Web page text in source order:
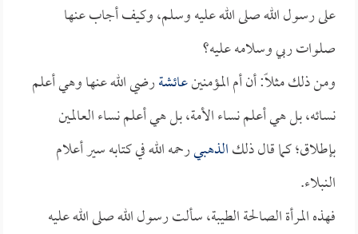
على رسول الله صلى الله عليه وسلم، وكيف أجاب عنها
صلوات ربي وسلامه عليه؟
ومن ذلك مثلاً: أن أم المؤمنينعائشةرضي الله عنها وهي أعلم
نسائه، بل هي أعلم نساء الأمة، بل هي أعلم نساء العالمين
بإطلاق؛ كما قال ذلكالذهبيرحمه الله في كتابه سير أعلام
النبلاء.
فهذه المرأة الصالحة الطيبة، سألت رسول الله صلى الله عليه